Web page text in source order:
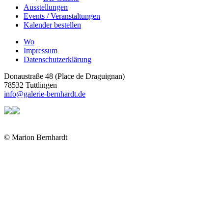
Ausstellungen
Events / Veranstaltungen
Kalender bestellen
Wo
Impressum
Datenschutzerklärung
Donaustraße 48 (Place de Draguignan)
78532 Tuttlingen
info@galerie-bernhardt.de
© Marion Bernhardt